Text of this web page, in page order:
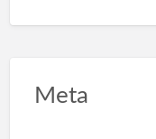
Meta